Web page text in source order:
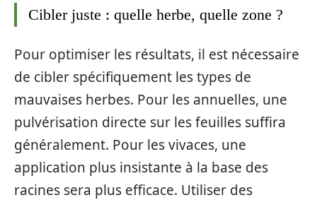
Cibler juste : quelle herbe, quelle zone ?
Pour optimiser les résultats, il est nécessaire
de cibler spécifiquement les types de
mauvaises herbes. Pour les annuelles, une
pulvérisation directe sur les feuilles suffira
généralement. Pour les vivaces, une
application plus insistante à la base des
racines sera plus efficace. Utiliser des